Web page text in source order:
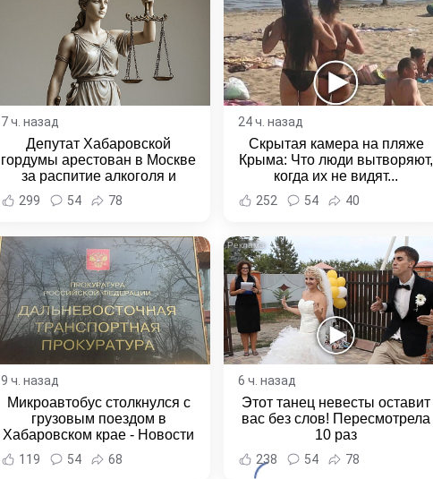
7 ч. назад
Депутат Хабаровской
гордумы арестован в Москве
за распитие алкоголя и
неповиновение полиции -
Новости Хабаровска и
299 54 78
24 ч. назад
Скрытая камера на пляже
Крыма: Что люди вытворяют,
когда их не видят...
252 54 40
9 ч. назад
Микроавтобус столкнулся с
грузовым поездом в
Хабаровском крае - Новости
Хабаровска и Хабаровского
края
119 54 68
6 ч. назад
Этот танец невесты оставит
вас без слов! Пересмотрела
10 раз
238 54 78